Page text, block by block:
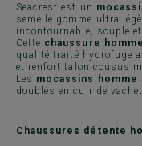
Seacrest est un
semelle gomme ultra
incontournable, souple
Cette chaussure homme
qualité traité hydrofuge
et renfort talon cousus
Les mocassins homme
doublés en cuir de
Chaussures détente